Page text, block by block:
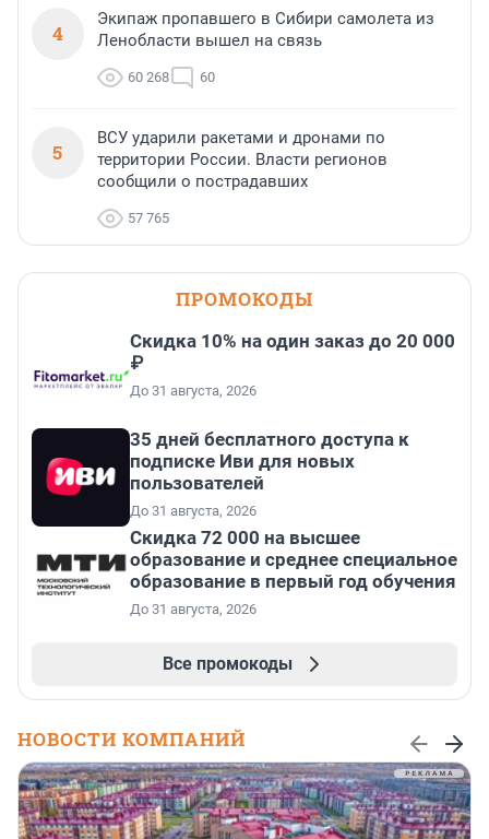
4
Экипаж пропавшего в Сибири самолета из
Ленобласти вышел на связь
60 268 60
5
ВСУ ударили ракетами и дронами по
территории России. Власти регионов
сообщили о пострадавших
57 765
ПРОМОКОДЫ
Скидка 10% на один заказ до 20 000
₽
До 31 августа, 2026
35 дней бесплатного доступа к
подписке Иви для новых
пользователей
До 31 августа, 2026
Скидка 72 000 на высшее
образование и среднее специальное
образование в первый год обучения
До 31 августа, 2026
Все промокоды
НОВОСТИ КОМПАНИЙ